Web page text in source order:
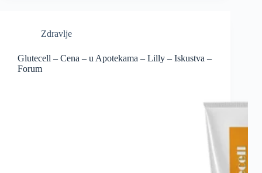
Zdravlje
Glutecell – Cena – u Apotekama – Lilly – Iskustva –
Forum